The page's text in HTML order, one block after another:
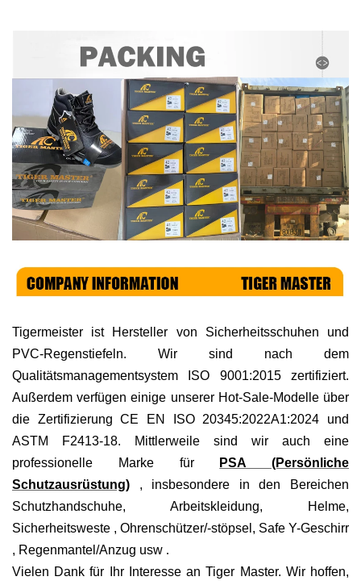
Tigermeister ist Hersteller von Sicherheitsschuhen und
PVC-Regenstiefeln. Wir sind nach dem
Qualitätsmanagementsystem ISO 9001:2015 zertifiziert.
Außerdem verfügen einige unserer Hot-Sale-Modelle über
die Zertifizierung CE EN ISO 20345:2022A1:2024 und
ASTM F2413-18. Mittlerweile sind wir auch eine
professionelle Marke für
PSA (Persönliche
Schutzausrüstung)
, insbesondere in den Bereichen
Schutzhandschuhe, Arbeitskleidung, Helme,
Sicherheitsweste , Ohrenschützer/-stöpsel, Safe Y-Geschirr
, Regenmantel/Anzug usw .
Vielen Dank für Ihr Interesse an Tiger Master. Wir hoffen,